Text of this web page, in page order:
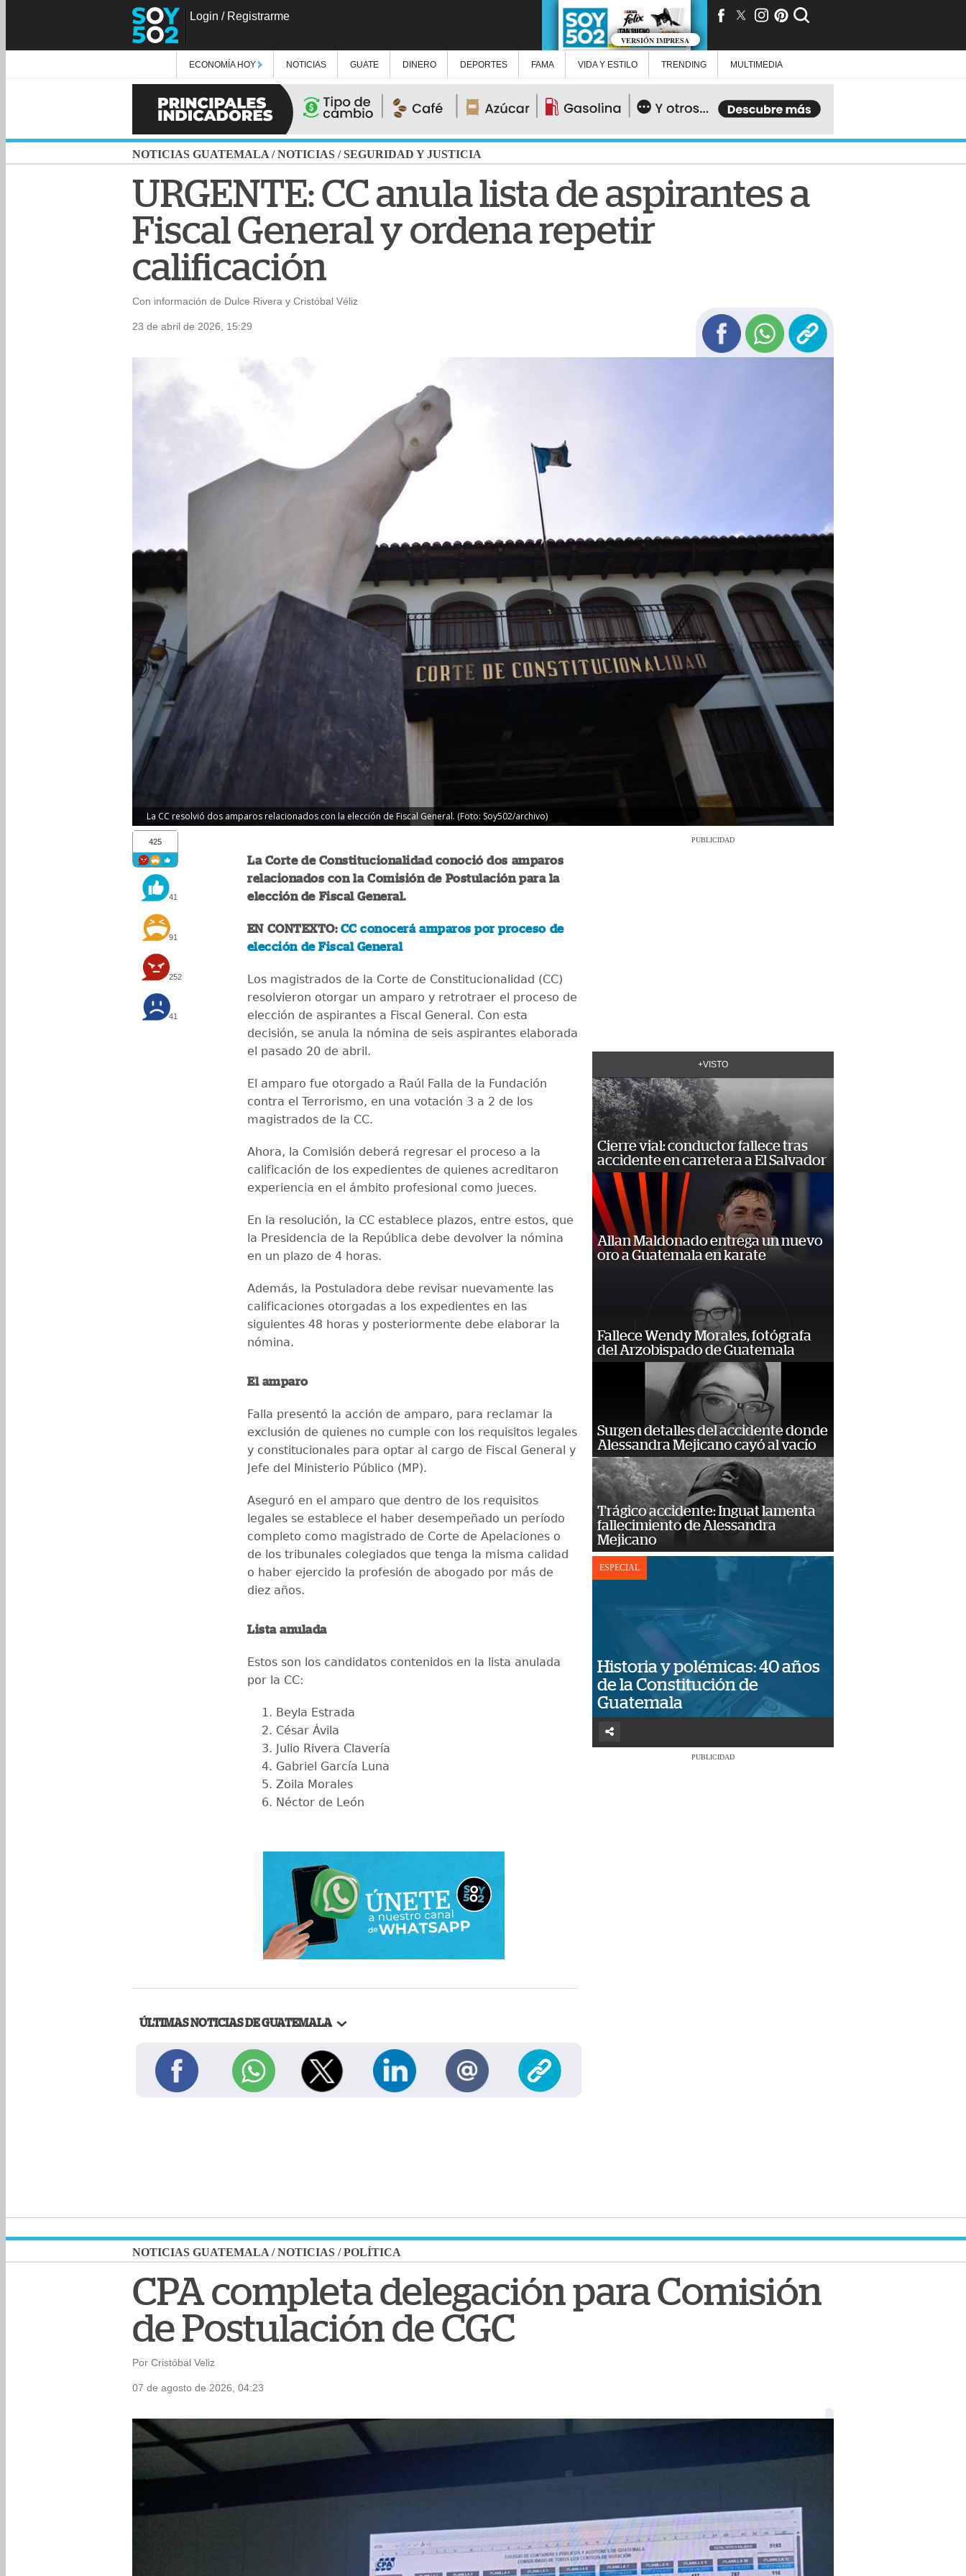
Login / Registrarme
VERSIÓN IMPRESA
ECONOMÍA HOY NOTICIAS GUATE DINERO DEPORTES FAMA VIDA Y ESTILO TRENDING MULTIMEDIA
NOTICIAS GUATEMALA /NOTICIAS /SEGURIDAD Y JUSTICIA
URGENTE: CC anula lista de aspirantes a
Fiscal General y ordena repetir
calificación
Con información de Dulce Rivera y Cristóbal Véliz
23 de abril de 2026, 15:29
La CC resolvió dos amparos relacionados con la elección de Fiscal General. (Foto: Soy502/archivo)
425
41
91
252
41
La Corte de Constitucionalidad conoció dos amparos
relacionados con la Comisión de Postulación para la
elección de Fiscal General.
EN CONTEXTO: CC conocerá amparos por proceso de
elección de Fiscal General
Los magistrados de la Corte de Constitucionalidad (CC)
resolvieron otorgar un amparo y retrotraer el proceso de
elección de aspirantes a Fiscal General. Con esta
decisión, se anula la nómina de seis aspirantes elaborada
el pasado 20 de abril.
El amparo fue otorgado a Raúl Falla de la Fundación
contra el Terrorismo, en una votación 3 a 2 de los
magistrados de la CC.
Ahora, la Comisión deberá regresar el proceso a la
calificación de los expedientes de quienes acreditaron
experiencia en el ámbito profesional como jueces.
En la resolución, la CC establece plazos, entre estos, que
la Presidencia de la República debe devolver la nómina
en un plazo de 4 horas.
Además, la Postuladora debe revisar nuevamente las
calificaciones otorgadas a los expedientes en las
siguientes 48 horas y posteriormente debe elaborar la
nómina.
El amparo
Falla presentó la acción de amparo, para reclamar la
exclusión de quienes no cumple con los requisitos legales
y constitucionales para optar al cargo de Fiscal General y
Jefe del Ministerio Público (MP).
Aseguró en el amparo que dentro de los requisitos
legales se establece el haber desempeñado un período
completo como magistrado de Corte de Apelaciones o
de los tribunales colegiados que tenga la misma calidad
o haber ejercido la profesión de abogado por más de
diez años.
Lista anulada
Estos son los candidatos contenidos en la lista anulada
por la CC:
Beyla Estrada
César Ávila
Julio Rivera Clavería
Gabriel García Luna
Zoila Morales
Néctor de León
ÚLTIMAS NOTICIAS DE GUATEMALA
PUBLICIDAD
+VISTO
Cierre vial: conductor fallece tras
accidente en carretera a El Salvador
Allan Maldonado entrega un nuevo
oro a Guatemala en karate
Fallece Wendy Morales, fotógrafa
del Arzobispado de Guatemala
Surgen detalles del accidente donde
Alessandra Mejicano cayó al vacío
Trágico accidente: Inguat lamenta
fallecimiento de Alessandra
Mejicano
ESPECIAL
Historia y polémicas: 40 años
de la Constitución de
Guatemala
PUBLICIDAD
NOTICIAS GUATEMALA /NOTICIAS /POLÍTICA
CPA completa delegación para Comisión
de Postulación de CGC
Por Cristóbal Veliz
07 de agosto de 2026, 04:23